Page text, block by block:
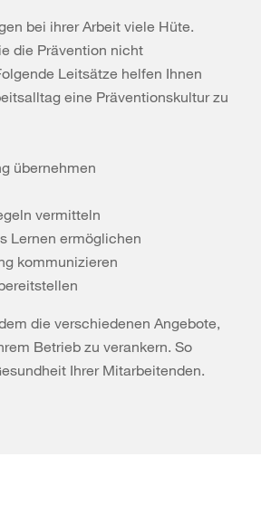
bei ihrer Arbeit viele Hüte.
die Prävention nicht
Leitsätze helfen Ihnen
eine Präventionskultur zu
übernehmen
vermitteln
Lernen ermöglichen
kommunizieren
die verschiedenen Angebote,
Betrieb zu verankern. So
Ihrer Mitarbeitenden.